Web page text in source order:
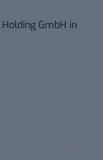
GmbH in